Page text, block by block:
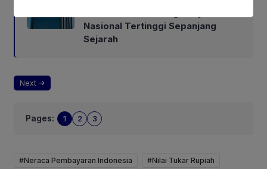
Nasional Tertinggi Sepanjang
Sejarah
Next
Pages: 1 2 3
#Neraca Pembayaran Indonesia #Nilai Tukar Rupiah